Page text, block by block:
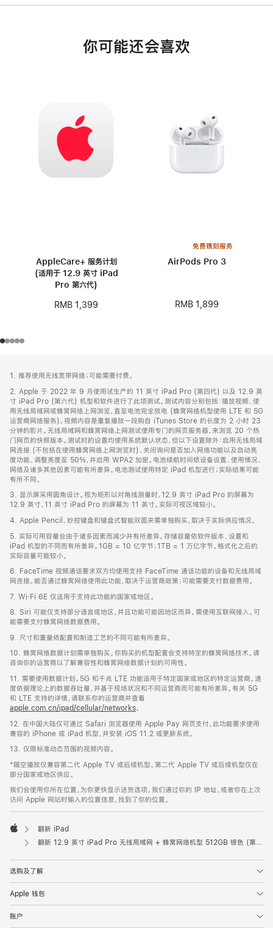
你可能还会喜欢
AppleCare+ 服务计划
(适用于 12.9 英寸 iPad
Pro 第六代)
RMB 1,399
免费镌刻服务
AirPods Pro 3
RMB 1,899
页
页
脚
注
1. 推荐使用无线宽带网络；可能需要付费。
2. Apple 于 2022 年 9 月使用试生产的 11 英寸 iPad Pro (第四代) 以及 12.9 英
寸 iPad Pro (第六代) 机型和软件进行了此项测试。测试内容分别包括：播放视频、使
用无线局域网或蜂窝网络上网浏览，直至电池完全放电 (蜂窝网络机型使用 LTE 和 5G
运营商网络服务)。视频内容是重复播放一段购自 iTunes Store 的长度为 2 小时 23
分钟的影片。无线局域网和蜂窝网络上网测试使用专门的网页服务器，来浏览 20 个热
门网页的快照版本。测试时的设置均使用系统默认状态，但以下设置除外：启用无线局域
网连接 (不包括在使用蜂窝网络上网浏览时)、关闭询问是否加入网络功能以及自动亮
度功能、调整亮度至 50%，并启用 WPA2 加密。电池续航时间依设备设置、使用情况、
网络及诸多其他因素可能有所差异。电池测试使用特定 iPad 机型进行；实际结果可能
有所不同。
3. 显示屏采用圆角设计。视为矩形以对角线测量时，12.9 英寸 iPad Pro 的屏幕为
12.9 英寸，11 英寸 iPad Pro 的屏幕为 11 英寸。实际可视区域较小。
4. Apple Pencil、妙控键盘和键盘式智能双面夹需单独购买，取决于实际供应情况。
5. 实际可用容量会由于诸多因素而减少并有所差异。存储容量依软件版本、设置和
iPad 机型的不同而有所差异。1GB = 10 亿字节；1TB = 1 万亿字节。格式化之后的
实际容量可能较小。
6. FaceTime 视频通话要求双方均使用支持 FaceTime 通话功能的设备和无线局域
网连接。能否通过蜂窝网络使用此功能，取决于运营商政策；可能需要支付数据费用。
7. Wi‑Fi 6E 仅适用于支持此功能的国家或地区。
8. Siri 可能仅支持部分语言或地区，并且功能可能因地区而异。需使用互联网接入。可
能需要支付蜂窝网络数据费用。
9. 尺寸和重量依配置和制造工艺的不同可能有所差异。
10. 蜂窝网络数据计划需单独购买。你购买的机型配置会支持特定的蜂窝网络技术。请
咨询你的运营商以了解兼容性和蜂窝网络数据计划的可用性。
11. 需要使用数据计划。5G 和千兆 LTE 功能适用于特定国家或地区的特定运营商。速
度依据理论上的数据吞吐量，并基于现场状况和不同运营商而可能有所差异。有关 5G
和 LTE 支持的详情，请联系你的运营商并查看
apple.com.cn/ipad/cellular/networks。
12. 在中国大陆仅可通过 Safari 浏览器使用 Apple Pay 网页支付，此功能要求使用
兼容的 iPhone 或 iPad 机型，并安装 iOS 11.2 或更新系统。
13. 仅限标准动态范围的视频内容。
*隔空播放仅兼容第二代 Apple TV 或后续机型。第二代 Apple TV 或后续机型仅在
部分国家或地区供应。
我们会使用你所在位置，为你更快显示送货选项。我们通过你的 IP 地址，或者你在上次
访问 Apple 网站时输入的位置信息，找到了你的位置。
Apple
翻新 iPad
翻新 12.9 英寸 iPad Pro 无线局域网 + 蜂窝网络机型 512GB 银色 (第六代)
选购及了解
Apple 钱包
账户